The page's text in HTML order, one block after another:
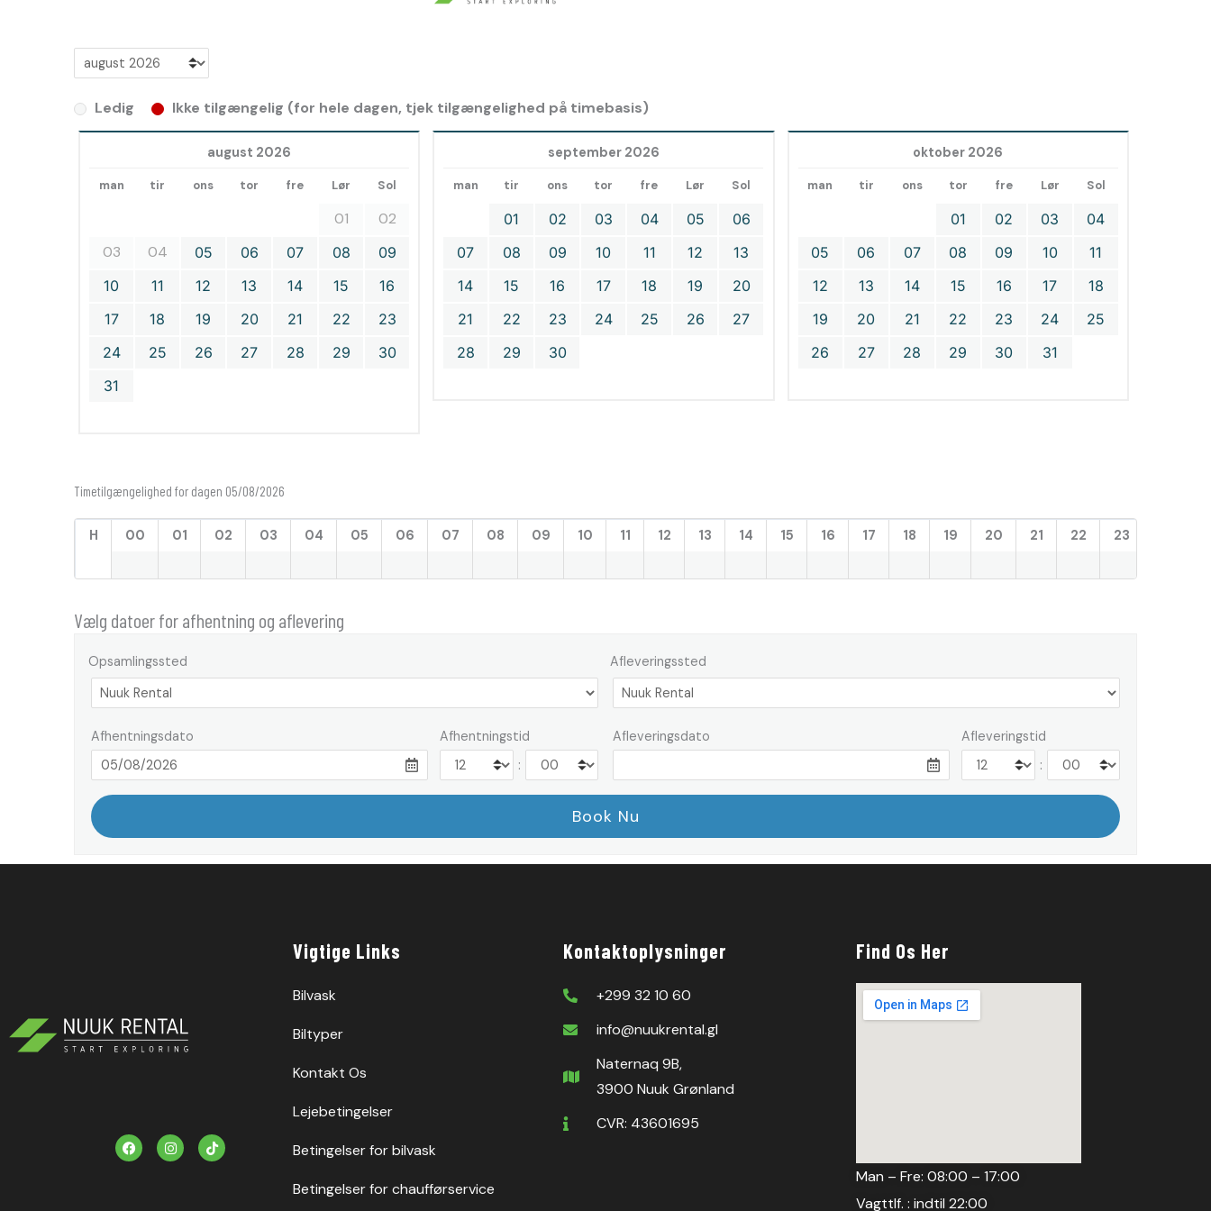
Ledig Ikke tilgængelig (for hele dagen, tjek tilgængelighed på timebasis)
august 2026
man tir ons tor fre Lør Sol
01
02
03
04 05 06 07 08
09
10
11 12 13 14 15
16
17
18 19 20 21 22
23
24
25 26 27 28 29
30
31
september 2026
man tir ons tor fre Lør Sol
01 02 03 04 05
06
07
08 09 10 11 12
13
14
15 16 17 18 19
20
21
22 23 24 25 26
27
28
29 30
oktober 2026
man tir ons tor fre Lør Sol
01 02 03
04
05
06 07 08 09 10
11
12
13 14 15 16 17
18
19
20 21 22 23 24
25
26
27 28 29 30 31
Timetilgængelighed for dagen 05/08/2026
H 00 01 02 03 04 05 06 07 08 09 10 11 12 13 14 15 16 17 18 19 20 21 22 23
Vælg datoer for afhentning og aflevering
Opsamlingssted Afleveringssted
Afhentningsdato Afhentningstid
:
Afleveringsdato Afleveringstid
:
F
a
c
I
n
s
T
i
k
Vigtige Links
Bilvask
Biltyper
Kontakt Os
Lejebetingelser
Betingelser for bilvask
Betingelser for chaufførservice
Kontaktoplysninger
+299 32 10 60
info@nuukrental.gl
Naternaq 9B,
3900 Nuuk Grønland
CVR: 43601695
Find Os Her
Man – Fre: 08:00 – 17:00
Vagttlf. : indtil 22:00